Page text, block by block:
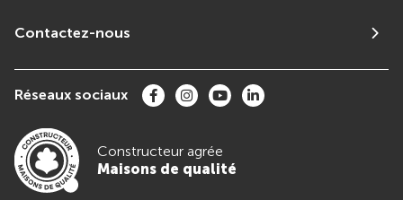
Contactez-nous
Réseaux sociaux
Constructeur agrée
Maisons de qualité